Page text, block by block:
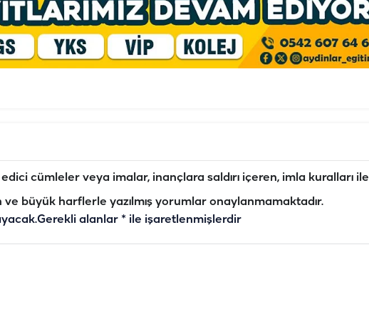
cümleler veya imalar, inançlara saldırı içeren, imla kuralları ile
büyük harflerle yazılmış yorumlar onaylanmamaktadır.
Gerekli alanlar * ile işaretlenmişlerdir